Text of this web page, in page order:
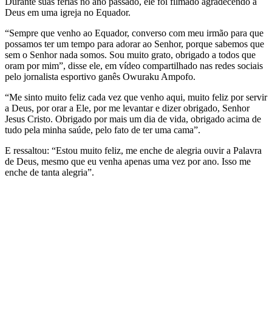
Deus em uma igreja no Equador.
“Sempre que venho ao Equador, converso com meu irmão para que
possamos ter um tempo para adorar ao Senhor, porque sabemos que
sem o Senhor nada somos. Sou muito grato, obrigado a todos que
oram por mim”, disse ele, em vídeo compartilhado nas redes sociais
pelo jornalista esportivo ganês Owuraku Ampofo.
“Me sinto muito feliz cada vez que venho aqui, muito feliz por servir
a Deus, por orar a Ele, por me levantar e dizer obrigado, Senhor
Jesus Cristo. Obrigado por mais um dia de vida, obrigado acima de
tudo pela minha saúde, pelo fato de ter uma cama”.
E ressaltou: “Estou muito feliz, me enche de alegria ouvir a Palavra
de Deus, mesmo que eu venha apenas uma vez por ano. Isso me
enche de tanta alegria”.